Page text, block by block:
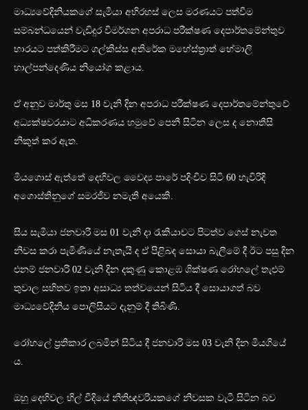
මාධ්‍යවේදිනියකගේ සැමියා අභිරහස් ලෙස මරණයට පත්වීම
සම්බන්ධයෙන් වැඩිදුර විමර්ශන අපරාධ පරීක්ෂණ දෙපාර්තමේන්තුව
භාරයට පත්කිරීමට ගල්කිස්ස අතිරේක මහේස්ත්‍රාත් හේමාලි
හාල්පන්දෙණිය නියෝග කළාය.
ඒ අනුව මාර්තු මස 18 වැනි දින අපරාධ පරීක්ෂණ දෙපාර්තමේන්තුවේ
අධ්‍යක්ෂවරයාට අධිකරණය හමුවේ පෙනී සිටින ලෙස ද නොතීසි
නිකුත් කර ඇත.
මියගොස් ඇත්තේ දෙහිවල වෛද්‍ය පාරේ පදිංචිව සිටි 60 හැවිරිදි
අගොස්තිනුගේ සමරජීව නමැති අයෙකි.
සිය සැමියා ජනවාරි මස 01 වැනි දා රැකියාවට පිටත්ව ගෙස් නැවත
නිවස කරා පැමිණියේ නැතැයි ද ඒ පිළිබඳ සොයා බැලීමේ දී ඊට පසු දින
එනම් ජනවාරි 02 වැනි දින දකුණු කොළඹ ශික්ෂණ රෝහලේ තැළුම්
තුවාල සහිතව ඉතා අසාධ්‍ය තත්වයෙන් සිටිය දී සොයාගත් බව
මාධ්‍යවේදිනිය පොලිසියට දැනුම් දී තිබිණි.
රෝහලේ ප්‍රතිකාර ලබමින් සිටිය දී ජනවාරි මස 03 වැනි දින මියගියේ
ය.
ඔහු දෙහිවල හිල් වීදියේ නීතිඥවරියකගේ නිවසක වැටී සිටින බව